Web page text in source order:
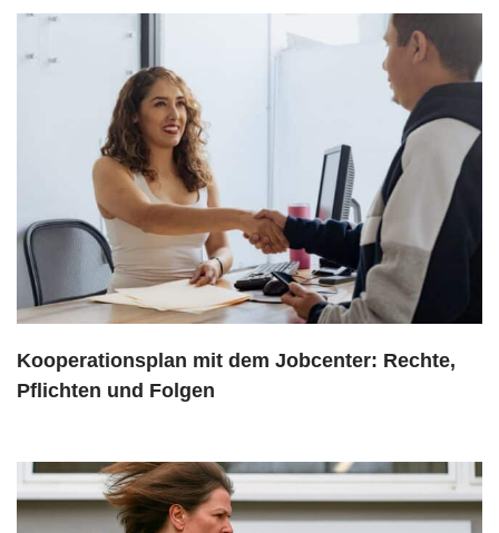
Kooperationsplan mit dem Jobcenter: Rechte,
Pflichten und Folgen